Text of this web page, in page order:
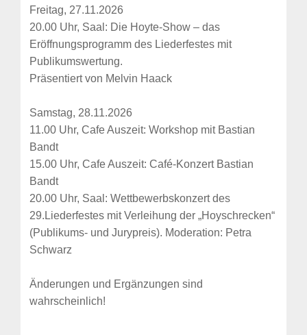
Freitag, 27.11.2026
20.00 Uhr, Saal: Die Hoyte-Show – das
Eröffnungsprogramm des Liederfestes mit
Publikumswertung.
Präsentiert von Melvin Haack
Samstag, 28.11.2026
11.00 Uhr, Cafe Auszeit: Workshop mit Bastian
Bandt
15.00 Uhr, Cafe Auszeit: Café-Konzert Bastian
Bandt
20.00 Uhr, Saal: Wettbewerbskonzert des
29.Liederfestes mit Verleihung der „Hoyschrecken“
(Publikums- und Jurypreis). Moderation: Petra
Schwarz
Änderungen und Ergänzungen sind
wahrscheinlich!